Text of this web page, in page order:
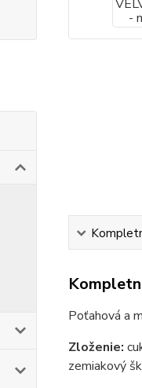
Poťahová a
Zloženie:
zemiakový